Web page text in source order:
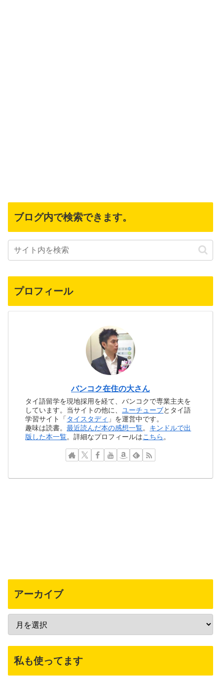
ブログ内で検索できます。
プロフィール
バンコク在住の大さん
タイ語留学を現地採用を経て、バンコクで専業主夫を
しています。当サイトの他に、ユーチューブとタイ語
学習サイト「 タイスタディ 」を運営中です。
趣味は読書。最近読んだ本の感想一覧。 キンドルで出
版した本一覧。詳細なプロフィールはこちら。
アーカイブ
私も使ってます